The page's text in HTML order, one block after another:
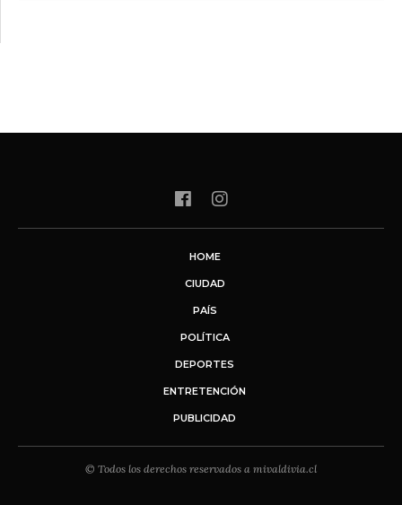
HOME
CIUDAD
PAÍS
POLÍTICA
DEPORTES
ENTRETENCIÓN
PUBLICIDAD
© Todos los derechos reservados a mivaldivia.cl